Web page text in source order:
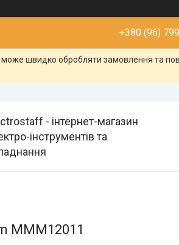
+380 (96)
швидко обробляти замовлення та
- інтернет-магазин
інструментів та
MMM12011